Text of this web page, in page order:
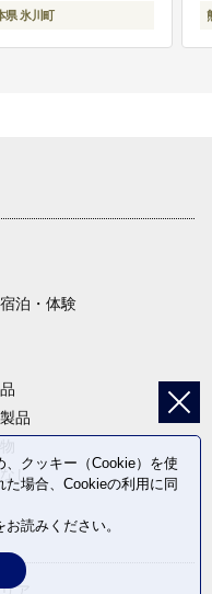
県 氷川町
泊・体験
品
し
クッキー（Cookie）を使
場合、Cookieの利用に同
お読みください。